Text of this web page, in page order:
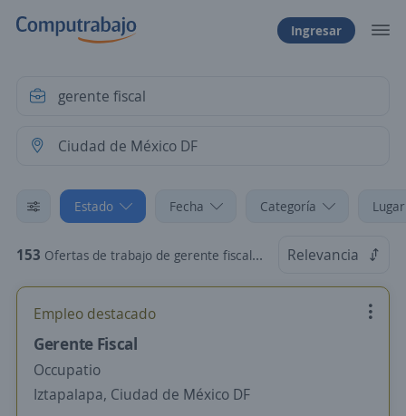
Ingresar
Estado Fecha Categoría
153 Ofertas de trabajo de gerente fiscal en Ciudad de México DF Relevancia
Empleo destacado
Gerente Fiscal
Occupatio
Iztapalapa, Ciudad de México DF